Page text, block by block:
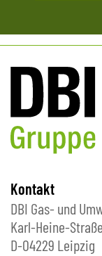
Kontakt
DBI Gas- und
Karl-Heine-
D-04229 Leipzig